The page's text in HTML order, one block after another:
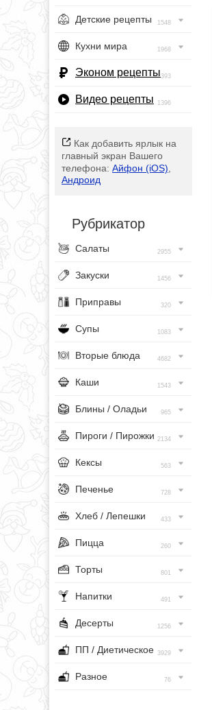
Детские рецепты 1548
Кухни мира 1968
Эконом рецепты393
Видео рецепты 1396
Как добавить ярлык на
главный экран Вашего
телефона: Айфон (iOS)
Андроид
Рубрикатор
Салаты 2955
Закуски 1456
Приправы 320
Супы 1083
Вторые блюда 4682
Каши 1543
Блины / Оладьи 965
Пироги / Пирожки 2134
Кексы 563
Печенье 728
Хлеб / Лепешки 433
Пицца 260
Торты 801
Напитки 491
Десерты 1256
ПП / Диетическое 3929
Разное 76